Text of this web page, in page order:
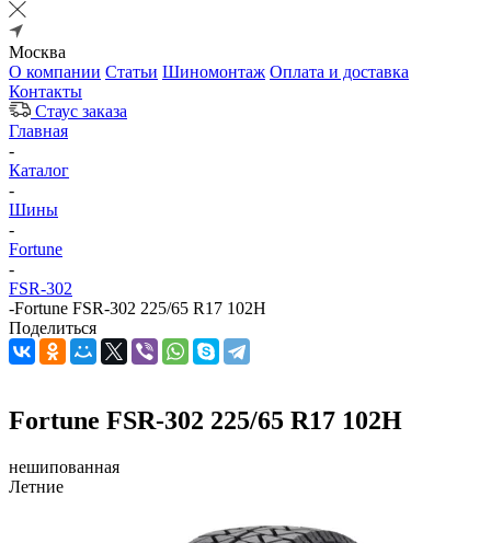
Москва
О компании Статьи Шиномонтаж Оплата и доставка
Контакты
Стаус заказа
Главная
-
Каталог
-
Шины
-
Fortune
-
FSR-302
-Fortune FSR-302 225/65 R17 102H
Поделиться
Fortune FSR-302 225/65 R17 102H
нешипованная
Летние